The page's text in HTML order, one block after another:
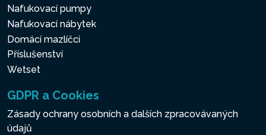
Nafukovací pumpy
Nafukovací nábytek
Domácí mazlíčci
Příslušenství
Wetset
GDPR a Cookies
Zásady ochrany osobních a dalších zpracovávaných
údajů